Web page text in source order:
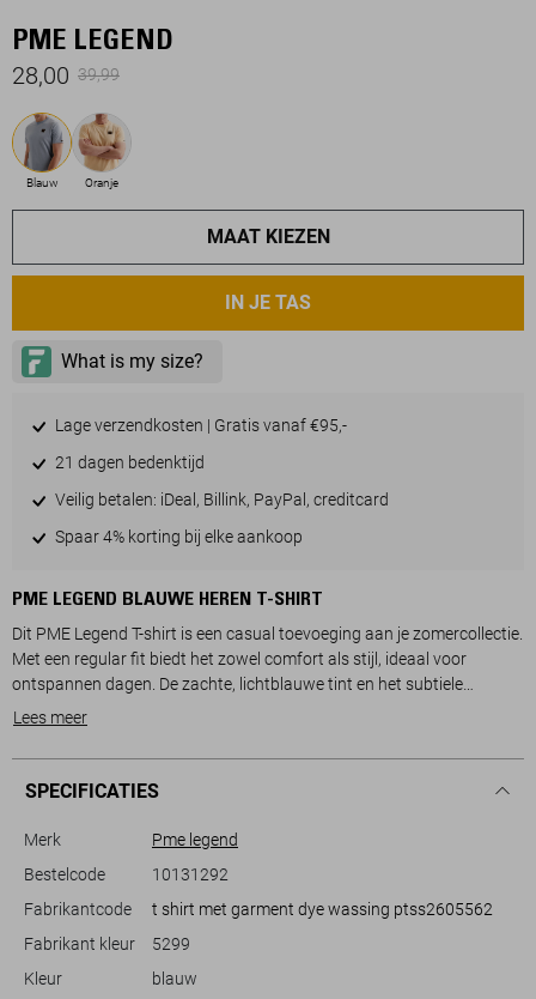
PME LEGEND
28,00 39,99
Blauw Oranje
MAAT KIEZEN
IN JE TAS
Lage verzendkosten | Gratis vanaf €95,-
21 dagen bedenktijd
Veilig betalen: iDeal, Billink, PayPal, creditcard
Spaar 4% korting bij elke aankoop
PME LEGEND BLAUWE HEREN T-SHIRT
Dit PME Legend T-shirt is een casual toevoeging aan je zomercollectie.
Met een regular fit biedt het zowel comfort als stijl, ideaal voor
ontspannen dagen. De zachte, lichtblauwe tint en het subtiele
merkembleem op de borst geven het T-shirt een ingetogen uitstraling
maken het een veelzijdige keuze voor warme dagen en zomerse
avonden.
jeans of shorts voor een informele look. Dit T-shirt is niet alleen
een verantwoorde garderobekeuze. Of je nu met vrienden gaat
barbecueën of een dagje in de stad wandelt, dit PME Legend T-shirt
zorgt ervoor dat je altijd goed voor de dag komt.
Lees meer
SPECIFICATIES
Merk
Pme legend
Bestelcode
10131292
Fabrikantcode
t shirt met garment dye wassing ptss2605562
Fabrikant kleur
5299
Kleur
blauw